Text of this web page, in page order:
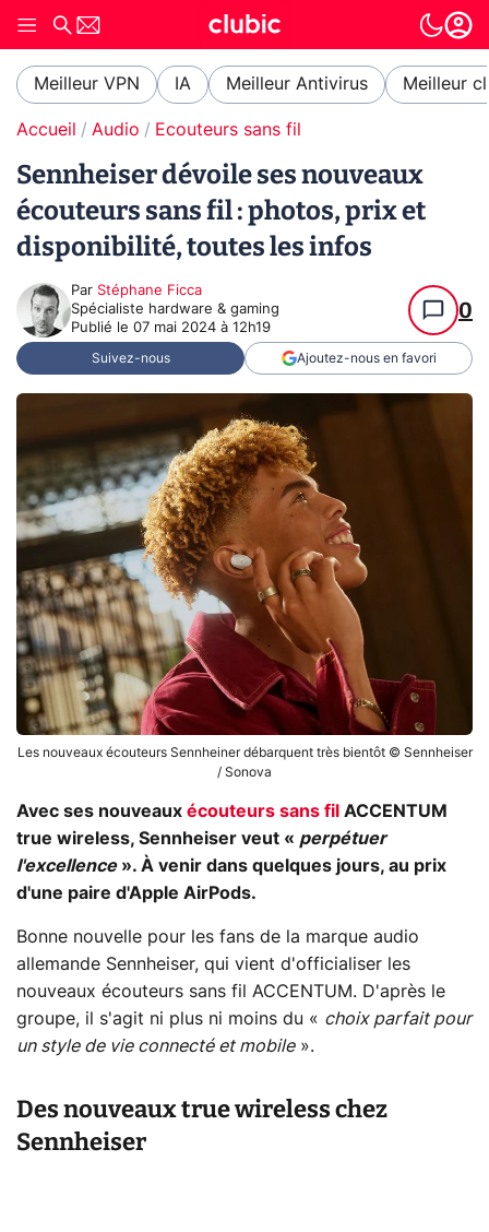
Meilleur VPN IA Meilleur Antivirus Meilleur
Accueil Audio Ecouteurs sans fil
Sennheiser dévoile ses nouveaux
écouteurs sans fil : photos, prix et
disponibilité, toutes les infos
Par Stéphane Ficca
Spécialiste hardware & gaming
Publié le 07 mai 2024 à 12h19
0
Suivez-nous Ajoutez-nous en favori
Les nouveaux écouteurs Sennheiner débarquent très bientôt © Sennheiser
/ Sonova
Avec ses nouveaux écouteurs sans fil ACCENTUM
true wireless, Sennheiser veut « perpétuer
l'excellence». À venir dans quelques jours, au prix
d'une paire d'Apple AirPods.
Bonne nouvelle pour les fans de la marque audio
allemande Sennheiser, qui vient d'officialiser les
nouveaux écouteurs sans fil ACCENTUM. D'après le
groupe, il s'agit ni plus ni moins du « choix parfait pour
un style de vie connecté et mobile».
Des nouveaux true wireless chez
Sennheiser